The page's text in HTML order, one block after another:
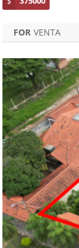
FOR VENTA